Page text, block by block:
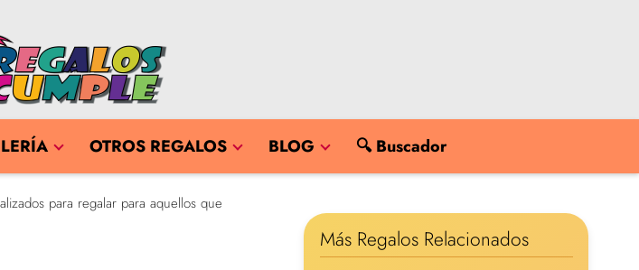
OTROS REGALOS BLOG 🔍 Buscador
para regalar para aquellos que
Más Regalos Relacionados